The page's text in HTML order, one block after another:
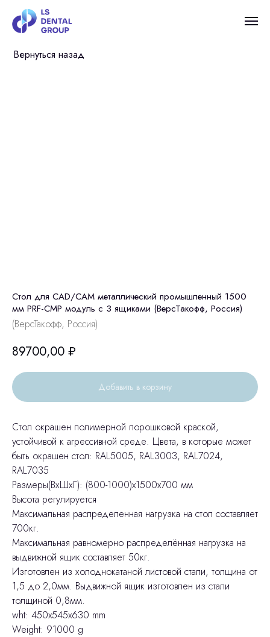
Вернуться назад
Стол для CAD/CAM металлический промышленный 1500
мм PRF-CMP модуль с 3 ящиками (ВерсТакофф, Россия)
(ВерсТакофф, Россия)
89700,00 ₽
Добавить в корзину
Стол окрашен полимерной порошковой краской,
устойчивой к агрессивной среде. Цвета, в которые может
быть окрашен стол: RAL5005, RAL3003, RAL7024,
RAL7035
Размеры(ВхШхГ): (800-1000)x1500x700 мм
Высота регулируется
Максимальная распределенная нагрузка на стол составляет
700кг.
Максимальная равномерно распределённая нагрузка на
выдвижной ящик составляет 50кг.
Изготовлен из холоднокатаной листовой стали, толщина от
1,5 до 2,0мм. Выдвижной ящик изготовлен из стали
толщиной 0,8мм.
wht: 450x545x630 mm
Weight: 91000 g